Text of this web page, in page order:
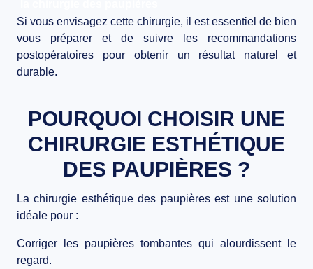
Si vous envisagez cette chirurgie, il est essentiel de bien
vous préparer et de suivre les recommandations
postopératoires pour obtenir un résultat naturel et
durable.
POURQUOI CHOISIR UNE
CHIRURGIE ESTHÉTIQUE
DES PAUPIÈRES ?
Lachirurgie esthétique des paupièresest une solution
idéale pour :
Corriger les paupières tombantes qui alourdissent le
regard.